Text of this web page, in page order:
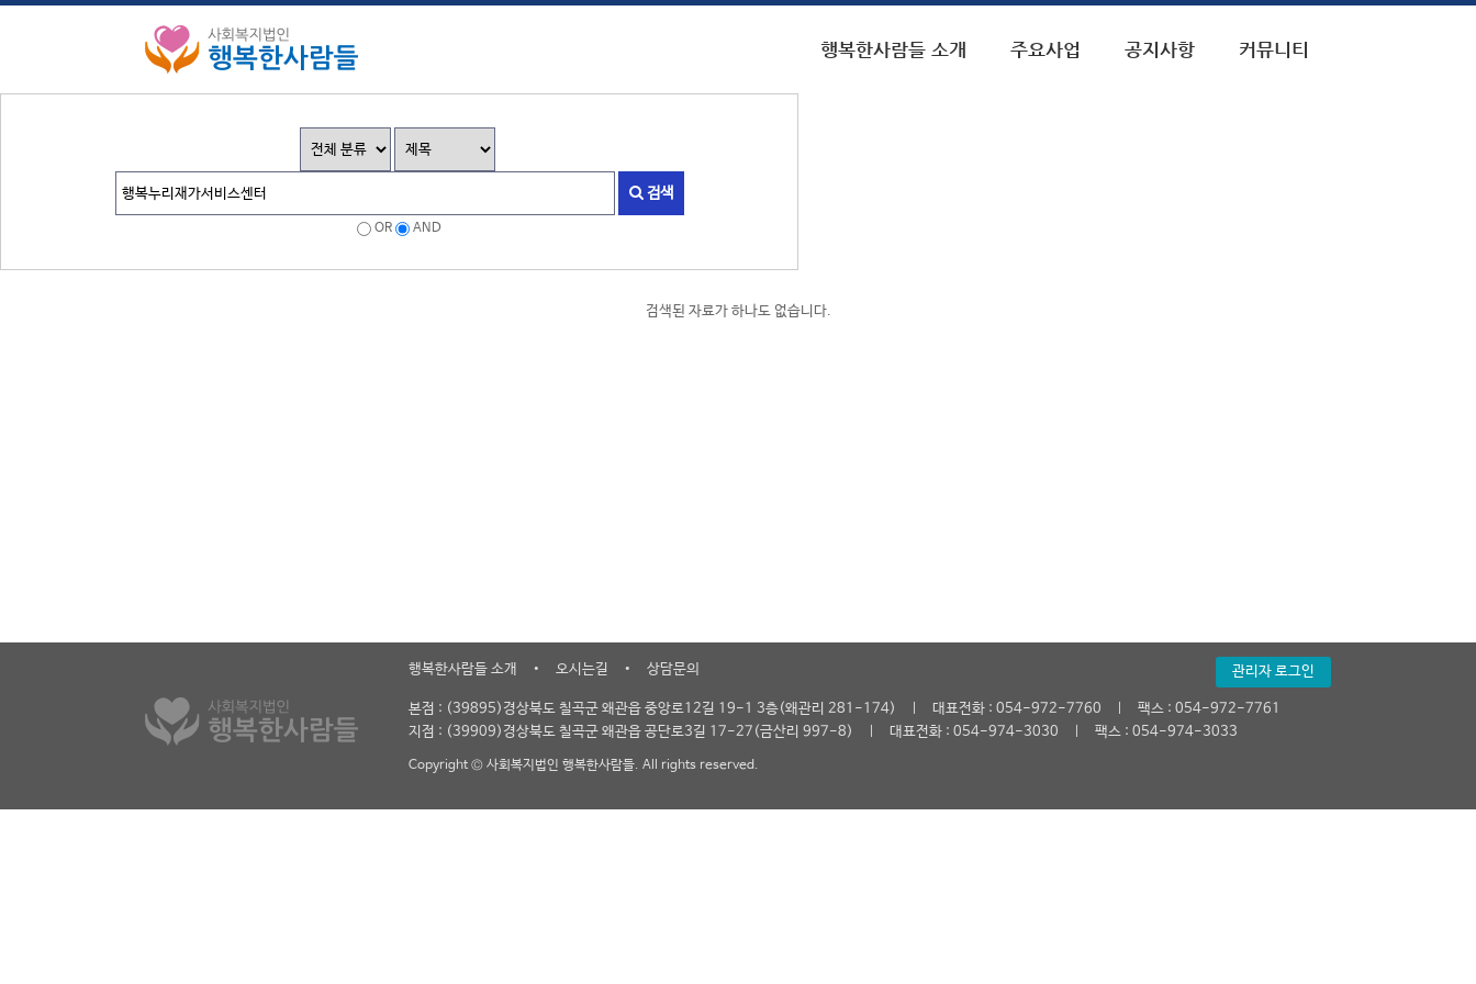
행복한사람들 소개 주요사업 공지사항 커뮤니티
검색
OR AND
검색된 자료가 하나도 없습니다.
관리자 로그인
행복한사람들 소개 • 오시는길 • 상담문의
본점 : (39895)경상북도 칠곡군 왜관읍 중앙로12길 19-1 3층(왜관리 281-174) 대표전화 : 054-972-7760
팩스 : 054-972-7761
지점 : (39909)경상북도 칠곡군 왜관읍 공단로3길 17-27(금산리 997-8)
대표전화 : 054-974-3030 팩스 : 054-974-3033
Copyright © 사회복지법인 행복한사람들. All rights reserved.